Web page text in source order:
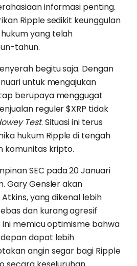
informasi penting.
Ripple sedikit keunggulan
yang telah
tahun.
begitu saja. Dengan
untuk mengajukan
berupaya menggugat
reguler $XRP tidak
Test. Situasi ini terus
hukum Ripple di tengah
komunitas kripto.
SEC pada 20 Januari
Gary Gensler akan
yang dikenal lebih
dan kurang agresif
memicu optimisme bahwa
dapat lebih
angin segar bagi Ripple